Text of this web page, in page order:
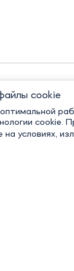
cookie
cookie.
условиях,